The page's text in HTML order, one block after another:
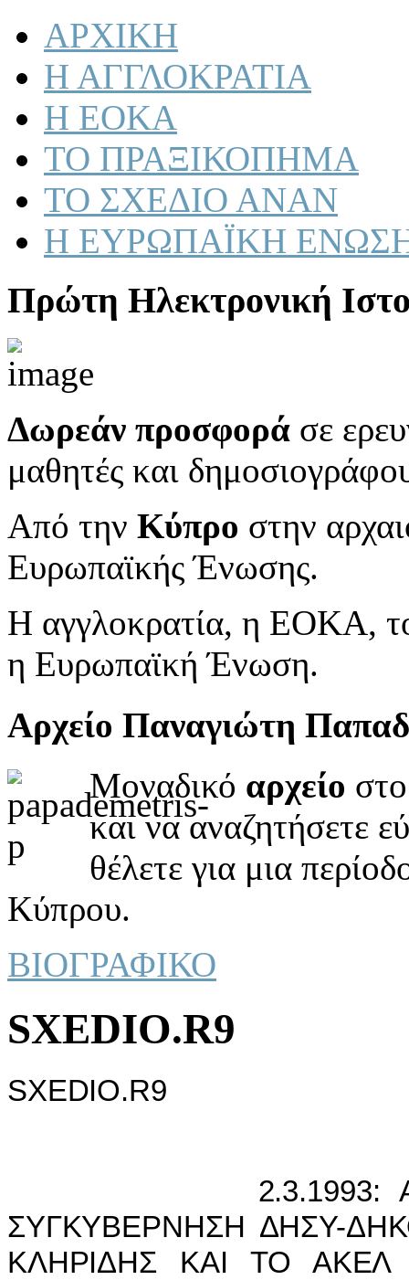
ΑΡΧΙΚΗ
Η ΑΓΓΛΟΚΡΑΤΙΑ
Η ΕΟΚΑ
ΤΟ ΠΡΑΞΙΚΟΠΗΜΑ
ΤΟ ΣΧΕΔΙΟ ΑΝΑΝ
Η ΕΥΡΩΠΑΪΚΗ
Πρώτη Ηλεκτρονική
Δωρεάν προσφορά σε
μαθητές και
Από την Κύπρο στην
Ευρωπαϊκής Ένωσης.
Η αγγλοκρατία, η ΕΟΚΑ,
η Ευρωπαϊκή Ένωση.
Αρχείο Παναγιώτη
Μοναδικό αρχείο
και να αναζητήσετε
θέλετε για μια
Κύπρου.
ΒΙΟΓΡΑΦΙΚΟ
SXEDIO.R9
SXEDIO.R9
2.3.1993:
ΣΥΓΚΥΒΕΡΝΗΣΗ ΔΗΣΥ-
ΚΛΗΡIΔΗΣ ΚΑI ΤΟ